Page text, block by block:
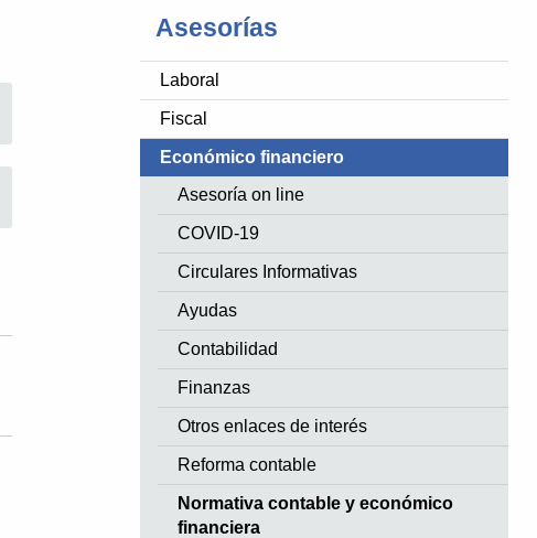
Asesorías
Laboral
Fiscal
Económico financiero
Asesoría on line
COVID-19
Circulares Informativas
Ayudas
Contabilidad
Finanzas
Otros enlaces de interés
Reforma contable
Normativa contable y económico
financiera